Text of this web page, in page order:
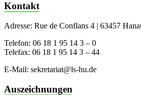
Kontakt
Adresse: Rue de Conflans 4 | 63457
Telefon: 06 18 1 95 14 3 – 0
Telefax: 06 18 1 95 14 3 – 44
E-Mail: sekretariat@ls-hu.de
Auszeichnungen